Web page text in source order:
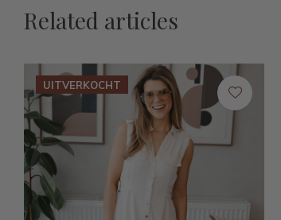
Related articles
UITVERKOCHT